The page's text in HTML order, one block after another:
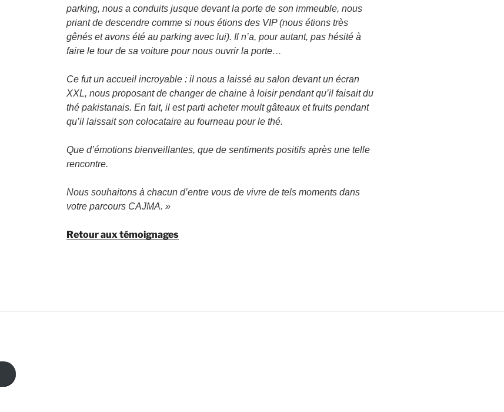
parking, nous a conduits jusque devant la porte de son immeuble, nous
priant de descendre comme si nous étions des VIP (nous étions très
gênés et avons été au parking avec lui). Il n’a, pour autant, pas hésité à
faire le tour de sa voiture pour nous ouvrir la porte…
Ce fut un accueil incroyable : il nous a laissé au salon devant un écran
XXL, nous proposant de changer de chaine à loisir pendant qu’il faisait du
thé pakistanais. En fait, il est parti acheter moult gâteaux et fruits pendant
qu’il laissait son colocataire au fourneau pour le thé.
Que d’émotions bienveillantes, que de sentiments positifs après une telle
rencontre.
Nous souhaitons à chacun d’entre vous de vivre de tels moments dans
votre parcours CAJMA. »
Retour aux témoignages